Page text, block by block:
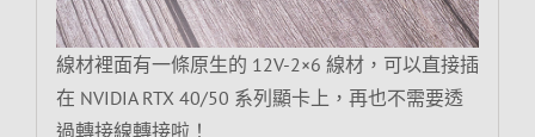
線材裡面有一條原生的 12V-2×6 線材，可以直接插
在 NVIDIA RTX 40/50 系列顯卡上，再也不需要透
過轉接線轉接啦！